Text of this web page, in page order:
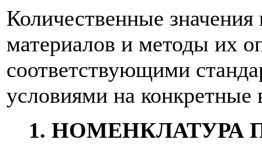
Количественные значения
материалов и методы их
соответствующими
условиями на
1. НОМЕНКЛАТУРА